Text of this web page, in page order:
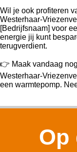
Wil je ook profiteren
Westerhaar-
[Bedrijfsnaam] voor
energie jij kunt
terugverdient.
👉 Maak vandaag
Westerhaar-
een warmtepomp.
Op